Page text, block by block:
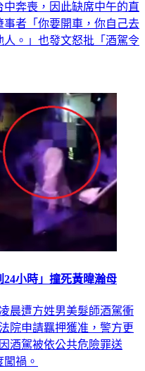
奔喪，因此缺席中午的直
者「你要開車，你自己去
。」也發文怒批「酒駕令
小時」撞死黃暐瀚母
晨遭方姓男美髮師酒駕衝
院申請羈押獲准，警方更
酒駕被依公共危險罪送
禍。